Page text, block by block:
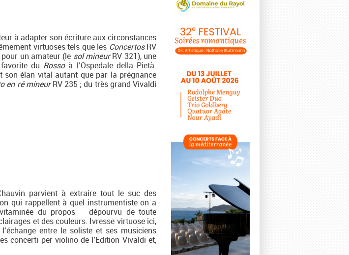
à adapter son écriture aux circonstances
virtuoses tels que les ConcertosRV
un amateur (le sol mineurRV 321), une
du Rossoà l’Ospedale della Pietà.
son élan vital autant que par la prégnance
en ré mineurRV 235 ; du très grand Vivaldi
parvient à extraire tout le suc des
qui rappellent à quel instrumentiste on a
du propos – dépourvu de toute
et des couleurs. Ivresse virtuose ici,
entre le soliste et ses musiciens
concerti per violino de l’Edition Vivaldi et,